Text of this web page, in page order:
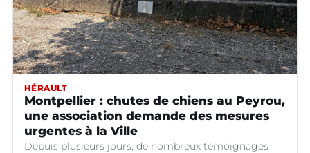
HÉRAULT
Montpellier : chutes de chiens au Peyrou,
une association demande des mesures
urgentes à la Ville
Depuis plusieurs jours, de nombreux témoignages